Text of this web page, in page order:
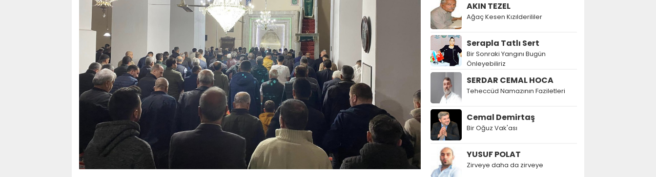
AKIN TEZEL
Ağaç Kesen Kızılderililer
Serapla Tatlı Sert
Bir Sonraki Yangını Bugün
Önleyebiliriz
SERDAR CEMAL HOCA
Teheccüd Namazının Faziletleri
Cemal Demirtaş
Bir Oğuz Vak'ası
YUSUF POLAT
Zirveye daha da zirveye